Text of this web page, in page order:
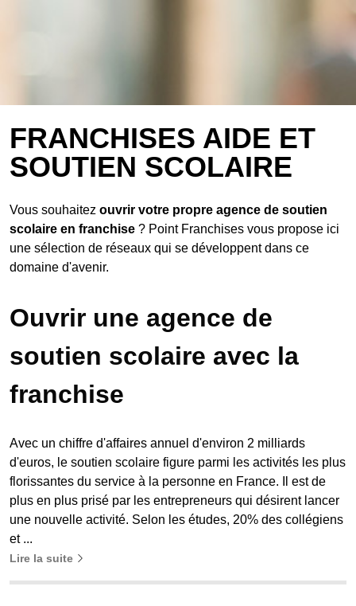
FRANCHISES AIDE ET
SOUTIEN SCOLAIRE
Vous souhaitez ouvrir votre propre agence de soutien
scolaire en franchise ? Point Franchises vous propose ici
une sélection de réseaux qui se développent dans ce
domaine d'avenir.
Ouvrir une agence de
soutien scolaire avec la
franchise
Avec un chiffre d'affaires annuel d'environ 2 milliards
d'euros, le soutien scolaire figure parmi les activités les plus
florissantes du service à la personne en France. Il est de
plus en plus prisé par les entrepreneurs qui désirent lancer
une nouvelle activité. Selon les études, 20% des collégiens
et ...
Lire la suite